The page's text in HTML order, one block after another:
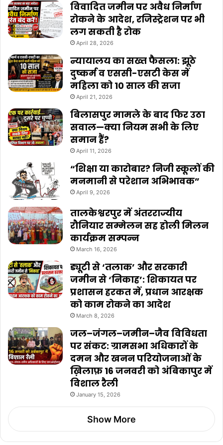
विवादित जमीन पर अवैध निर्माण
रोकने के आदेश, रजिस्ट्रेशन पर भी
लग सकती है रोक
April 28, 2026
न्यायालय का सख्त फैसला: झूठे
दुष्कर्म व एससी-एसटी केस में
महिला को 10 साल की सजा
April 21, 2026
बिलासपुर मामले के बाद फिर उठा
सवाल—क्या नियम सभी के लिए
समान हैं?
April 11, 2026
“शिक्षा या कारोबार? निजी स्कूलों की
मनमानी से परेशान अभिभावक”
April 9, 2026
तालकेश्वरपुर में अंतरराज्यीय
रौनियार सम्मेलन सह होली मिलन
कार्यक्रम सम्पन्न
March 16, 2026
ड्यूटी से ‘तलाक’ और सरकारी
जमीन से ‘निकाह’: शिकायत पर
प्रशासन हरकत में, प्रधान आरक्षक
को काम रोकने का आदेश
March 8, 2026
जल–जंगल–जमीन–जैव विविधता
पर संकट: ग्रामसभा अधिकारों के
दमन और खनन परियोजनाओं के
ख़िलाफ़ 16 जनवरी को अंबिकापुर में
विशाल रैली
January 15, 2026
Show More